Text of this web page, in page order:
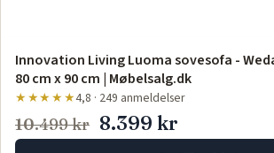
Innovation Living Luoma sovesofa -
80 cm x 90 cm | Møbelsalg.dk
★★★★★4,8 · 249 anmeldelser
10.499 kr 8.399 kr